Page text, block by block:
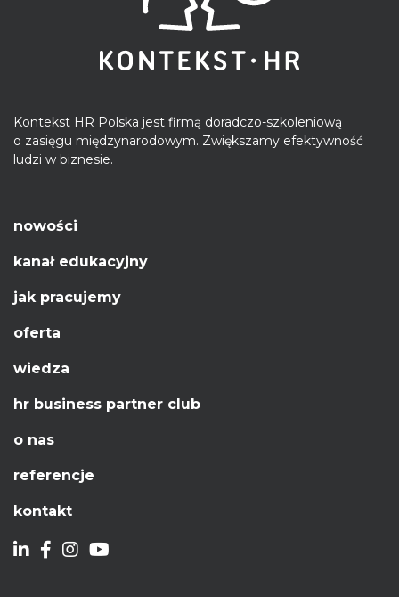
Kontekst HR Polska jest firmą doradczo-szkoleniową
o zasięgu międzynarodowym. Zwiększamy efektywność
ludzi w biznesie.
nowości
kanał edukacyjny
jak pracujemy
oferta
wiedza
hr business partner club
o nas
referencje
kontakt